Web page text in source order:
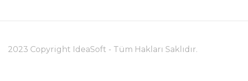
2023 Copyright IdeaSoft - Tüm Hakları Saklıdır.